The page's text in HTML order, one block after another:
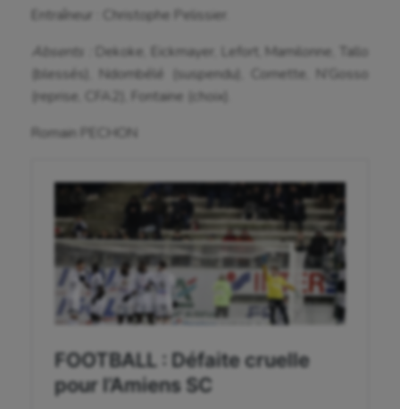
Tir à l'arc
UNSS
Wakeboard
Water-polo
Entraîneur : Christophe Pelissier.
Absents :
Dekoke, Eickmayer, Lefort, Mamilonne, Tallo
(blessés), Ndombélé (suspendu), Cornette, N’Gosso
(reprise, CFA2), Fontaine (choix).
Romain PECHON